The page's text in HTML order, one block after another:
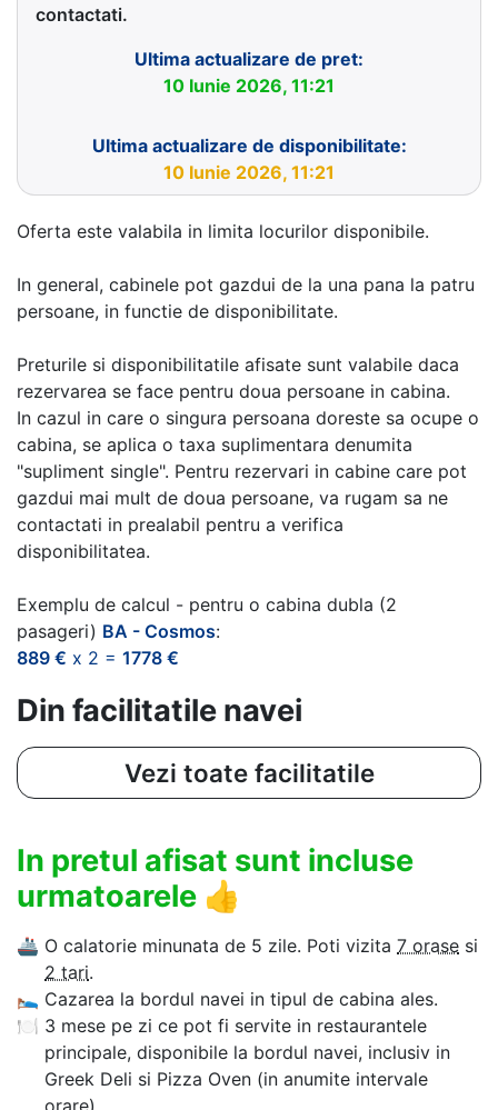
contactati.
Ultima actualizare de pret:
10 Iunie 2026, 11:21
Ultima actualizare de disponibilitate:
10 Iunie 2026, 11:21
Oferta este valabila in limita locurilor disponibile.
In general, cabinele pot gazdui de la una pana la patru
persoane, in functie de disponibilitate.
Preturile si disponibilitatile afisate sunt valabile daca
rezervarea se face pentru doua persoane in cabina.
In cazul in care o singura persoana doreste sa ocupe o
cabina, se aplica o taxa suplimentara denumita
"supliment single". Pentru rezervari in cabine care pot
gazdui mai mult de doua persoane, va rugam sa ne
contactati in prealabil pentru a verifica
disponibilitatea.
Exemplu de calcul - pentru o cabina dubla (2
pasageri) BA - Cosmos:
889 € x 2 = 1778 €
Din facilitatile navei
Vezi toate facilitatile
In pretul afisat sunt incluse
urmatoarele 👍
🚢 O calatorie minunata de 5 zile. Poti vizita 7 orase si
2 tari.
🛌 Cazarea la bordul navei in tipul de cabina ales.
🍽 3 mese pe zi ce pot fi servite in restaurantele
principale, disponibile la bordul navei, inclusiv in
Greek Deli si Pizza Oven (in anumite intervale
orare)